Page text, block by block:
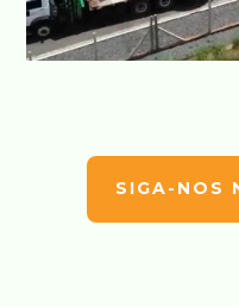
SIGA-NOS